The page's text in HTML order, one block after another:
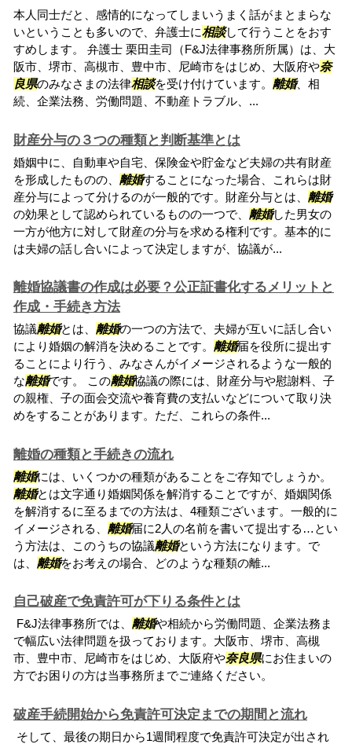
本人同士だと、感情的になってしまいうまく話がまとまらな
いということも多いので、弁護士に相談して行うことをおす
すめします。 弁護士 栗田圭司（F&J法律事務所所属）は、大
阪市、堺市、高槻市、豊中市、尼崎市をはじめ、大阪府や奈
良県のみなさまの法律相談を受け付けています。 離婚、相
続、企業法務、労働問題、不動産トラブル、...
財産分与の３つの種類と判断基準とは
婚姻中に、自動車や自宅、保険金や貯金など夫婦の共有財産
を形成したものの、 離婚することになった場合、これらは財
産分与によって分けるのが一般的です。財産分与とは、 離婚
の効果として認められているものの一つで、 離婚した男女の
一方が他方に対して財産の分与を求める権利です。基本的に
は夫婦の話し合いによって決定しますが、協議が...
離婚協議書の作成は必要？公正証書化するメリットと
作成・手続き方法
協議離婚とは、 離婚の一つの方法で、夫婦が互いに話し合い
により婚姻の解消を決めることです。 離婚届を役所に提出す
ることにより行う、みなさんがイメージされるような一般的
な離婚です。 この離婚協議の際には、財産分与や慰謝料、子
の親権、子の面会交流や養育費の支払いなどについて取り決
めをすることがあります。ただ、これらの条件...
離婚の種類と手続きの流れ
離婚には、いくつかの種類があることをご存知でしょうか。
離婚とは文字通り婚姻関係を解消することですが、婚姻関係
を解消するに至るまでの方法は、4種類ございます。一般的に
イメージされる、 離婚届に2人の名前を書いて提出する…とい
う方法は、このうちの協議離婚という方法になります。で
は、 離婚をお考えの場合、どのような種類の離...
自己破産で免責許可が下りる条件とは
F&J法律事務所では、 離婚や相続から労働問題、企業法務ま
で幅広い法律問題を扱っております。大阪市、堺市、高槻
市、豊中市、尼崎市をはじめ、大阪府や奈良県にお住まいの
方でお困りの方は当事務所までご連絡ください。
破産手続開始から免責許可決定までの期間と流れ
そして、最後の期日から1週間程度で免責許可決定が出され